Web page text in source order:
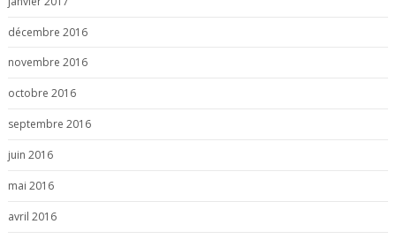
décembre 2016
novembre 2016
octobre 2016
septembre 2016
juin 2016
mai 2016
avril 2016